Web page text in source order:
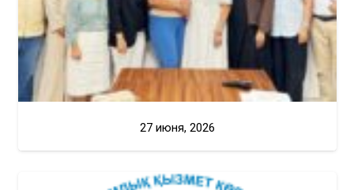
27 июня, 2026